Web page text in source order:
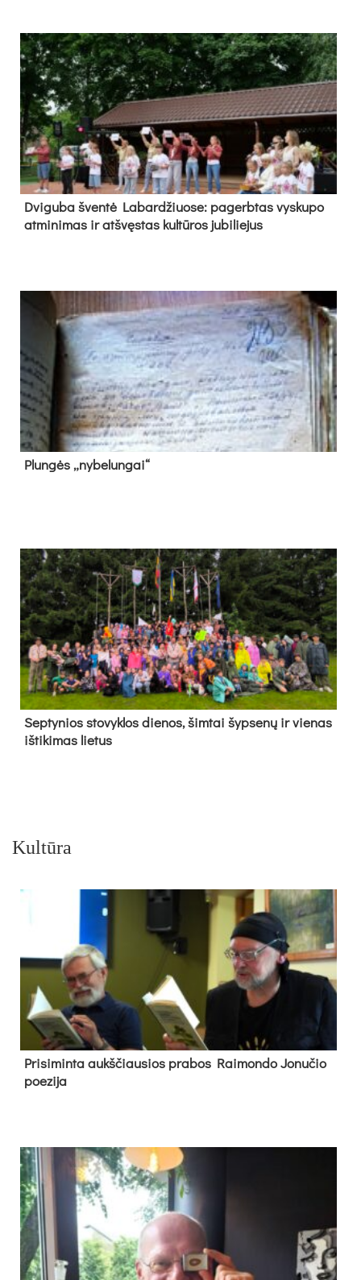
Dvi­gu­ba šven­tė La­bar­džiuo­se: pa­gerb­tas vys­ku­po
at­mi­ni­mas ir at­švęs­tas kul­tū­ros ju­bi­lie­jus
Plun­gės „ny­be­lun­gai“
Sep­ty­nios sto­vyk­los die­nos, šim­tai šyp­se­nų ir vie­nas
iš­ti­ki­mas lie­tus
Kultūra
Pri­si­min­ta aukš­čiau­sios pra­bos Rai­mon­do Jo­nu­čio
poe­zi­ja